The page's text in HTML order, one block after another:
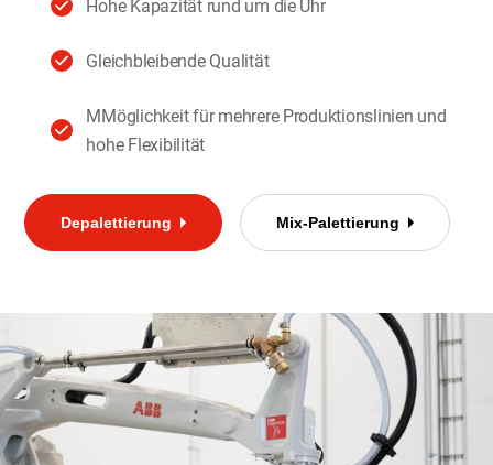
Hohe Kapazität rund um die Uhr
Gleichbleibende Qualität
MMöglichkeit für mehrere Produktionslinien und
hohe Flexibilität
Depalettierung Mix-Palettierung